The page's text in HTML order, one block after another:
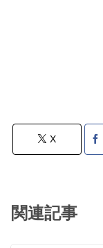
X
関連記事